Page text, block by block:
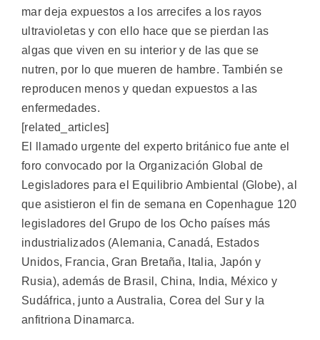
mar deja expuestos a los arrecifes a los rayos
ultravioletas y con ello hace que se pierdan las
algas que viven en su interior y de las que se
nutren, por lo que mueren de hambre. También se
reproducen menos y quedan expuestos a las
enfermedades.
[related_articles]
El llamado urgente del experto británico fue ante el
foro convocado por la Organización Global de
Legisladores para el Equilibrio Ambiental (Globe), al
que asistieron el fin de semana en Copenhague 120
legisladores del Grupo de los Ocho países más
industrializados (Alemania, Canadá, Estados
Unidos, Francia, Gran Bretaña, Italia, Japón y
Rusia), además de Brasil, China, India, México y
Sudáfrica, junto a Australia, Corea del Sur y la
anfitriona Dinamarca.